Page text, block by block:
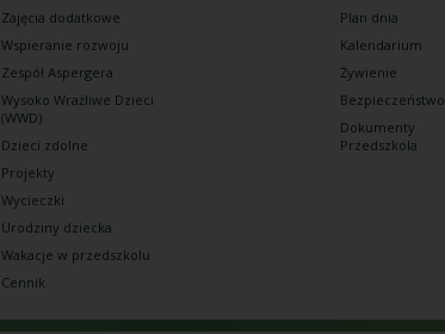
Zajęcia dodatkowe
Wspieranie rozwoju
Zespół Aspergera
Wysoko Wrażliwe Dzieci
(WWD)
Dzieci zdolne
Projekty
Wycieczki
Urodziny dziecka
Wakacje w przedszkolu
Cennik
Plan dnia
Kalendarium
Żywienie
Bezpieczeństwo
Dokumenty
Przedszkola